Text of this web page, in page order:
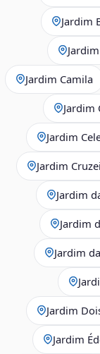
Jardim
Jardim Camila
Jardim
Jardim
Jardim
Jardim
Jardim
Jardim
Jardim
Jardim